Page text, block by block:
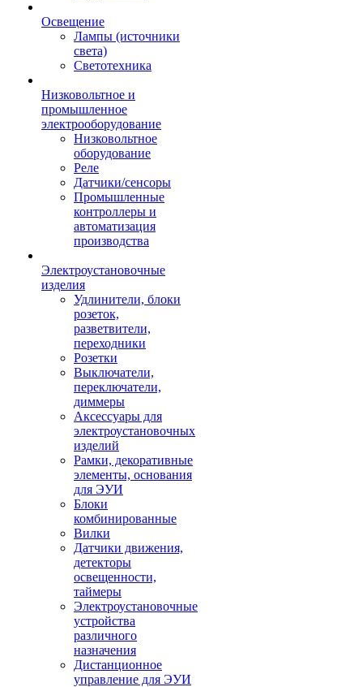
Освещение
Лампы (источники
света)
Светотехника
Низковольтное и
промышленное
электрооборудование
Низковольтное
оборудование
Реле
Датчики/сенсоры
Промышленные
контроллеры и
автоматизация
производства
Электроустановочные
изделия
Удлинители, блоки
розеток,
разветвители,
переходники
Розетки
Выключатели,
переключатели,
диммеры
Аксессуары для
электроустановочных
изделий
Рамки, декоративные
элементы, основания
для ЭУИ
Блоки
комбинированные
Вилки
Датчики движения,
детекторы
освещенности,
таймеры
Электроустановочные
устройства
различного
назначения
Дистанционное
управление для ЭУИ